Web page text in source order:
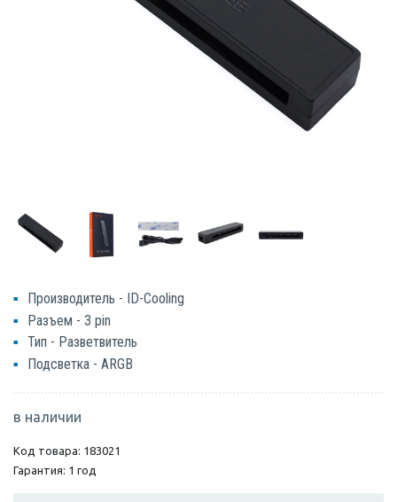
Производитель - ID-Cooling
Разъем - 3 pin
Тип - Разветвитель
Подсветка - ARGB
в наличии
Код товара: 183021
Гарантия: 1 год